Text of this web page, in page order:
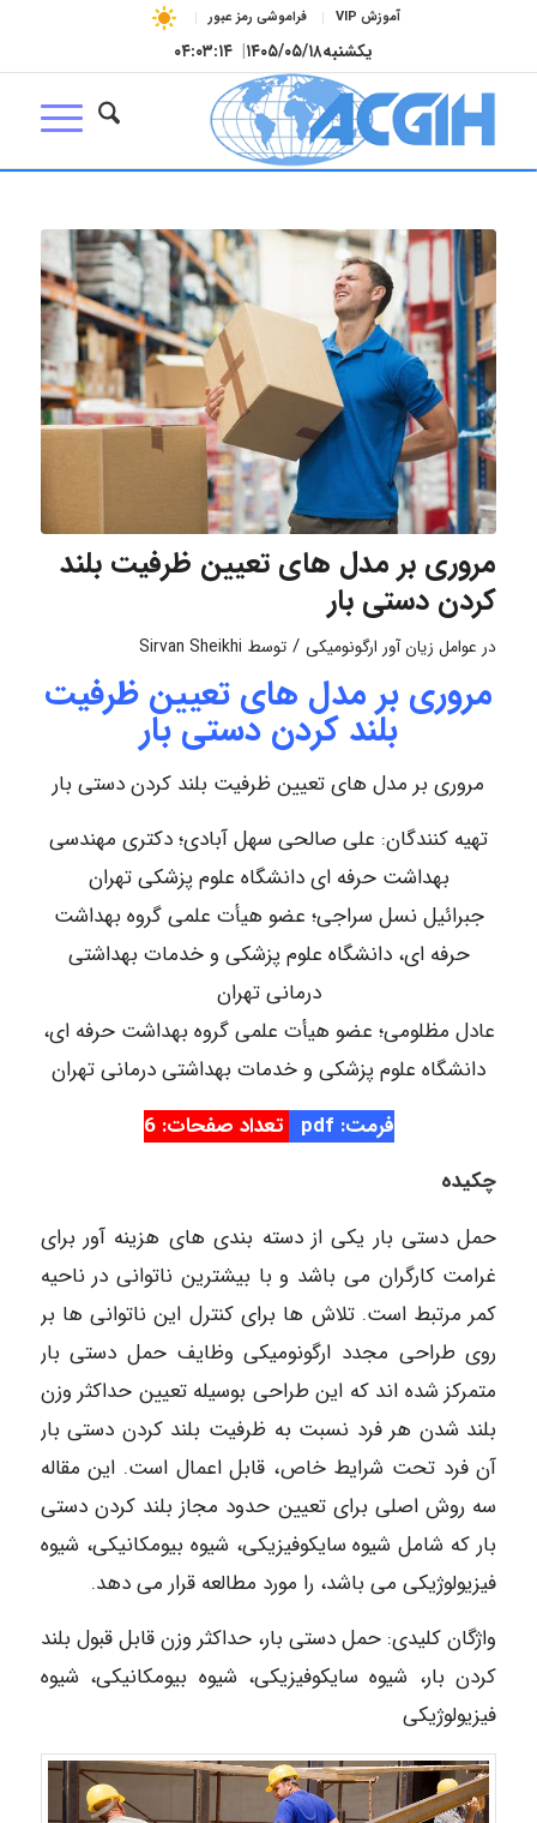
آموزش VIP فراموشی رمز عبور
یکشنبه۱۴۰۵/۰۵/۱۸| ۰۴:۰۳:۱۵
مروری بر مدل های تعیین ظرفیت بلند
کردن دستی بار
در عوامل زیان آور ارگونومیکی / توسط Sirvan Sheikhi
مروری بر مدل های تعیین ظرفیت
بلند کردن دستی بار
مروری بر مدل های تعیین ظرفیت بلند کردن دستی بار
تهیه کنندگان: علی صالحی سهل آبادی؛ دکتری مهندسی
بهداشت حرفه ای دانشگاه علوم پزشکی تهران
جبرائیل نسل سراجی؛ عضو هیأت علمی گروه بهداشت
حرفه ای، دانشگاه علوم پزشکی و خدمات بهداشتی
درمانی تهران
عادل مظلومی؛ عضو هیأت علمی گروه بهداشت حرفه ای،
دانشگاه علوم پزشکی و خدمات بهداشتی درمانی تهران
فرمت: pdf
تعداد صفحات: 6
چکیده
حمل دستی بار یکی از دسته بندی های هزینه آور برای
غرامت کارگران می باشد و با بیشترین ناتوانی در ناحیه
کمر مرتبط است. تلاش ها برای کنترل این ناتوانی ها بر
روی طراحی مجدد ارگونومیکی وظایف حمل دستی بار
متمرکز شده اند که این طراحی بوسیله تعیین حداکثر وزن
بلند شدن هر فرد نسبت به ظرفیت بلند کردن دستی بار
آن فرد تحت شرایط خاص، قابل اعمال است. این مقاله
سه روش اصلی برای تعیین حدود مجاز بلند کردن دستی
بار که شامل شیوه سایکوفیزیکی، شیوه بیومکانیکی، شیوه
فیزیولوژیکی می باشد، را مورد مطالعه قرار می دهد.
واژگان کلیدی: حمل دستی بار، حداکثر وزن قابل قبول بلند
کردن بار، شیوه سایکوفیزیکی، شیوه بیومکانیکی، شیوه
فیزیولوژیکی